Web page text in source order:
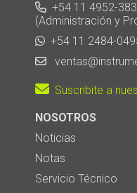
+54 11 4952-
(Administración y
+54 11 2484-
Suscribite a
NOSOTROS
Noticias
Notas
Servicio Técnico